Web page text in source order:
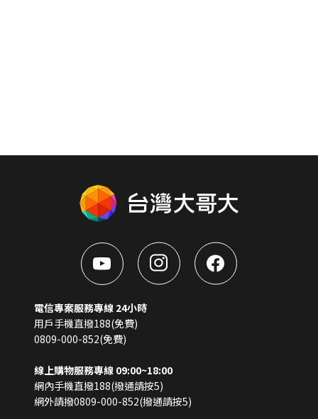
電信專案服務專線 24小時
用戶手機直撥188(免費)
0809-000-852(免費)
線上購物服務專線 09:00~18:00
網內手機直撥188(撥通請按5)
網外請撥0809-000-852(撥通請按5)